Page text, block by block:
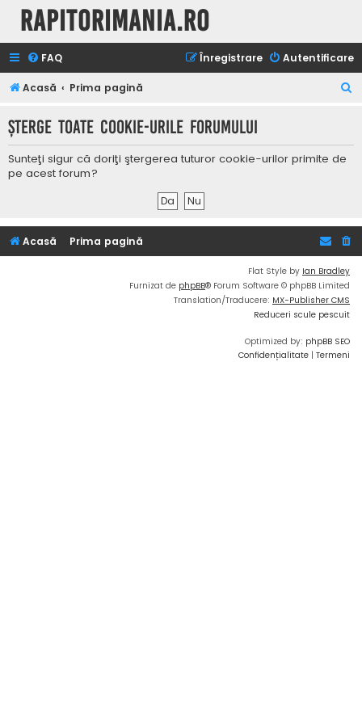
Rapitorimania.ro
FAQ Autentificare
Înregistrare
Acasă Prima pagină
t
Şterge toate cookie-urile forumului
Sunteţi sigur că doriţi ştergerea tuturor cookie-urilor primite de
pe acest forum?
Acasă Prima pagină
Flat Style by Ian Bradley
Furnizat de phpBB® Forum Software © phpBB Limited
Translation/Traducere: MX-Publisher CMS
Reduceri scule pescuit
Optimized by: phpBB SEO
Confidențialitate | Termeni